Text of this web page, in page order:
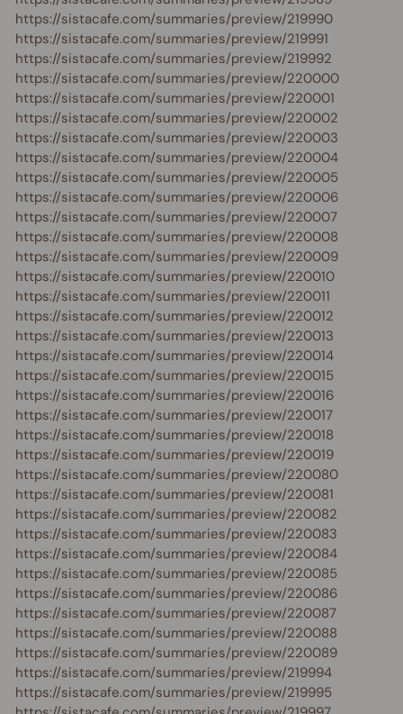
https://sistacafe.com/summaries/preview/219990
https://sistacafe.com/summaries/preview/219991
https://sistacafe.com/summaries/preview/219992
https://sistacafe.com/summaries/preview/220000
https://sistacafe.com/summaries/preview/220001
https://sistacafe.com/summaries/preview/220002
https://sistacafe.com/summaries/preview/220003
https://sistacafe.com/summaries/preview/220004
https://sistacafe.com/summaries/preview/220005
https://sistacafe.com/summaries/preview/220006
https://sistacafe.com/summaries/preview/220007
https://sistacafe.com/summaries/preview/220008
https://sistacafe.com/summaries/preview/220009
https://sistacafe.com/summaries/preview/220010
https://sistacafe.com/summaries/preview/220011
https://sistacafe.com/summaries/preview/220012
https://sistacafe.com/summaries/preview/220013
https://sistacafe.com/summaries/preview/220014
https://sistacafe.com/summaries/preview/220015
https://sistacafe.com/summaries/preview/220016
https://sistacafe.com/summaries/preview/220017
https://sistacafe.com/summaries/preview/220018
https://sistacafe.com/summaries/preview/220019
https://sistacafe.com/summaries/preview/220080
https://sistacafe.com/summaries/preview/220081
https://sistacafe.com/summaries/preview/220082
https://sistacafe.com/summaries/preview/220083
https://sistacafe.com/summaries/preview/220084
https://sistacafe.com/summaries/preview/220085
https://sistacafe.com/summaries/preview/220086
https://sistacafe.com/summaries/preview/220087
https://sistacafe.com/summaries/preview/220088
https://sistacafe.com/summaries/preview/220089
https://sistacafe.com/summaries/preview/219994
https://sistacafe.com/summaries/preview/219995